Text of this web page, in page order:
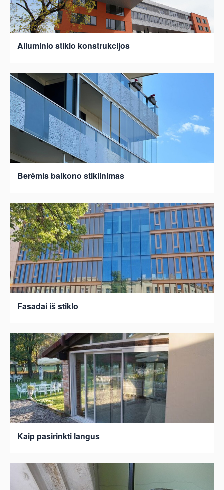
Aliuminio stiklo konstrukcijos
Berėmis balkono stiklinimas
Fasadai iš stiklo
Kaip pasirinkti langus